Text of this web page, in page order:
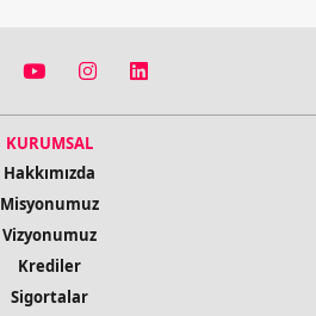
KURUMSAL
Hakkımızda
Misyonumuz
Vizyonumuz
Krediler
Sigortalar